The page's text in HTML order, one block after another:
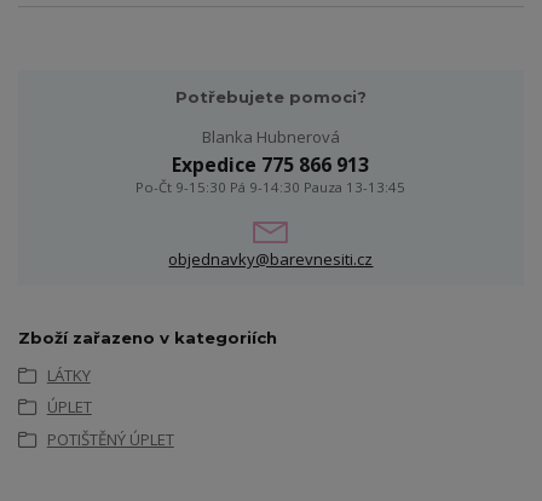
Potřebujete pomoci?
Blanka Hubnerová
Expedice 775 866 913
Po-Čt 9-15:30 Pá 9-14:30 Pauza 13-13:45
objednavky@barevnesiti.cz
Zboží zařazeno v kategoriích
LÁTKY
ÚPLET
POTIŠTĚNÝ ÚPLET